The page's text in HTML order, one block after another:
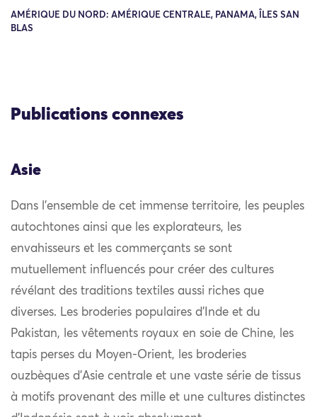
AMÉRIQUE DU NORD: AMÉRIQUE CENTRALE, PANAMA, ÎLES SAN
BLAS
Publications connexes
Asie
Dans l’ensemble de cet immense territoire, les peuples
autochtones ainsi que les explorateurs, les
envahisseurs et les commerçants se sont
mutuellement influencés pour créer des cultures
révélant des traditions textiles aussi riches que
diverses. Les broderies populaires d’Inde et du
Pakistan, les vêtements royaux en soie de Chine, les
tapis perses du Moyen-Orient, les broderies
ouzbèques d’Asie centrale et une vaste série de tissus
à motifs provenant des mille et une cultures distinctes